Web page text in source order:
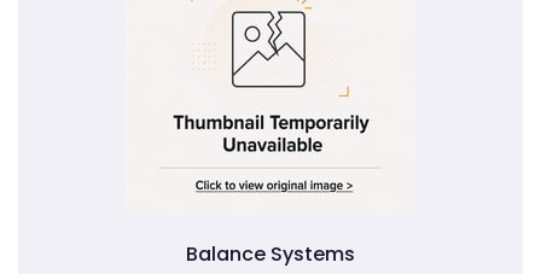
Balance Systems